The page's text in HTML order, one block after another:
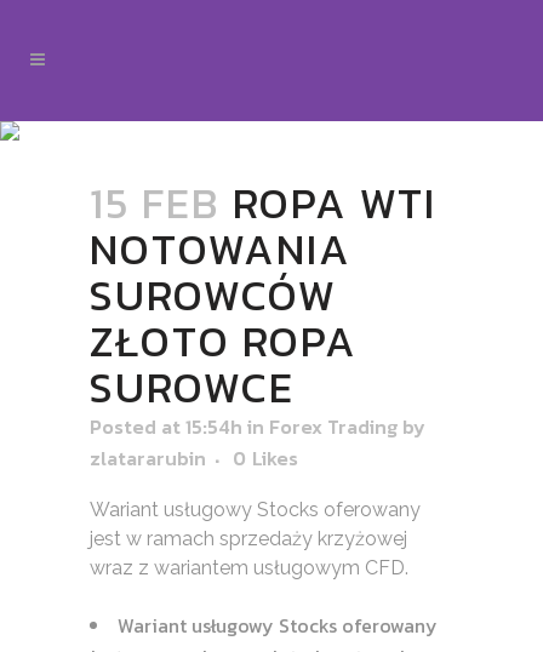
15 FEB ROPA WTI
NOTOWANIA
SUROWCÓW
ZŁOTO ROPA
SUROWCE
Posted at 15:54h in Forex Trading by
zlatararubin
0 Likes
Wariant usługowy Stocks oferowany
jest w ramach sprzedaży krzyżowej
wraz z wariantem usługowym CFD.
Wariant usługowy Stocks oferowany